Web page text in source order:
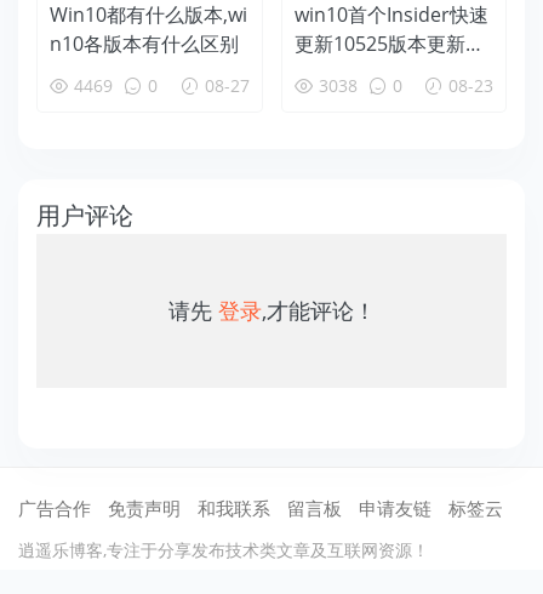
Win10都有什么版本,wi
n10各版本有什么区别
4469 0 08-27
win10首个Insider快速
更新10525版本更新内
容详解3038 0 08-23
用户评论
请先 登录,才能评论！
广告合作 免责声明 和我联系 留言板 申请友链 标签云
逍遥乐博客,专注于分享发布技术类文章及互联网资源！